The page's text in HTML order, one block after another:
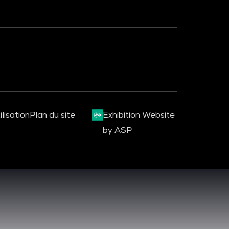
Plan du site
Exhibition Website
by ASP